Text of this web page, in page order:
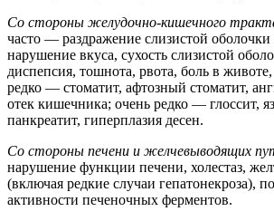
Со стороны желудочно-кишечного
часто — раздражение слизистой оболочки
нарушение вкуса, сухость слизистой
диспепсия, тошнота, рвота, боль в животе,
редко — стоматит, афтозный стоматит,
отек кишечника; очень редко — глоссит,
панкреатит, гиперплазия десен.
Со стороны печени и желчевыводящих
нарушение функции печени, холестаз,
(включая редкие случаи гепатонекроза),
активности печеночных ферментов.